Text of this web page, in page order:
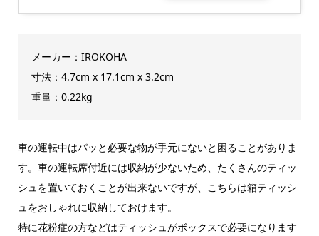
メーカー：IROKOHA
寸法：4.7cm x 17.1cm x 3.2cm
重量：0.22kg
車の運転中はパッと必要な物が手元にないと困ることがありま
す。車の運転席付近には収納が少ないため、たくさんのティッ
シュを置いておくことが出来ないですが、こちらは箱ティッシ
ュをおしゃれに収納しておけます。
特に花粉症の方などはティッシュがボックスで必要になります